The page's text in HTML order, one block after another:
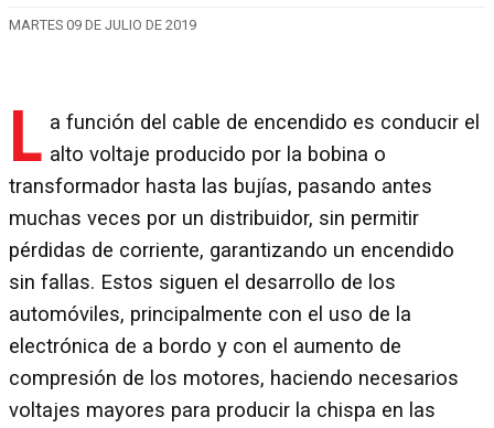
MARTES 09 DE JULIO DE 2019
L a función del cable de encendido es conducir el
alto voltaje producido por la bobina o
transformador hasta las bujías, pasando antes
muchas veces por un distribuidor, sin permitir
pérdidas de corriente, garantizando un encendido
sin fallas. Estos siguen el desarrollo de los
automóviles, principalmente con el uso de la
electrónica de a bordo y con el aumento de
compresión de los motores, haciendo necesarios
voltajes mayores para producir la chispa en las